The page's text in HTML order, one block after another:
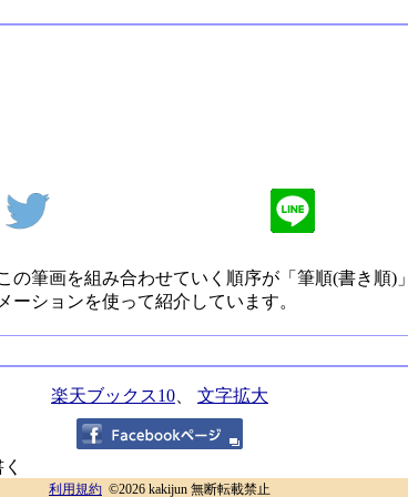
筆画を組み合わせていく順序が「筆順(書き順)
ションを使って紹介しています。
楽天ブックス10 文字拡大
利用規約 ©2026 kakijun 無断転載禁止